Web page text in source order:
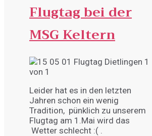
Flugtag bei der
MSG Keltern
Leider hat es in den letzten
Jahren schon ein wenig
Tradition, pünklich zu unserem
Flugtag am 1.Mai wird das
Wetter schlecht :( .